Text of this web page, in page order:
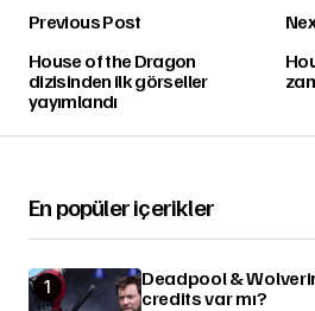
Previous Post
House of the Dragon
dizisinden ilk görseller
yayımlandı
En popüler içerikler
Deadpool &
credits var mı?